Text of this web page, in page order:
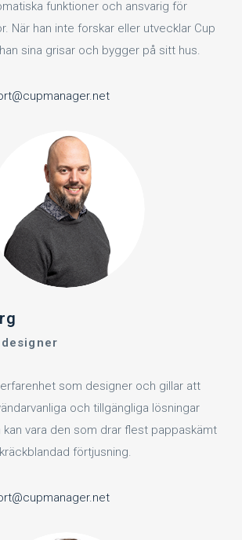
funktioner och ansvarig för
När han inte forskar eller utvecklar Cup
sina grisar och bygger på sitt hus.
som designer och gillar att
och tillgängliga lösningar
vara den som drar flest pappaskämt
förtjusning.